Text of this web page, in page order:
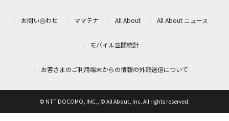
お問い合わせ ママテナ All About All About ニュース
モバイル空間統計
お客さまのご利用端末からの情報の外部送信について
© NTT DOCOMO, INC., © All About, Inc. All rights reserved.